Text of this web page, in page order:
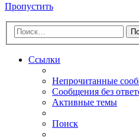
Пропустить
Ссылки
Непрочитанные
Сообщения без
Активные темы
Поиск